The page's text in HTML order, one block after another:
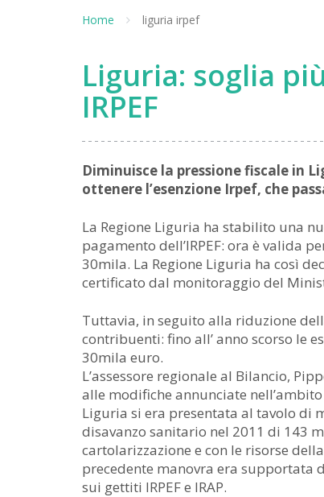
Home liguria irpef
Liguria: soglia
IRPEF
Diminuisce la pressione fiscale in
ottenere l’esenzione Irpef, che
La Regione Liguria ha stabilito una
pagamento dell’IRPEF: ora è valida
30mila. La Regione Liguria ha così
certificato dal monitoraggio del
Tuttavia, in seguito alla riduzione
contribuenti: fino all’ anno scorso le
30mila euro.
L’assessore regionale al Bilancio,
alle modifiche annunciate
Liguria si era presentata al tavolo di
disavanzo sanitario nel 2011 di 143
cartolarizzazione e con le risorse
precedente manovra era supportata
sui gettiti IRPEF e IRAP.